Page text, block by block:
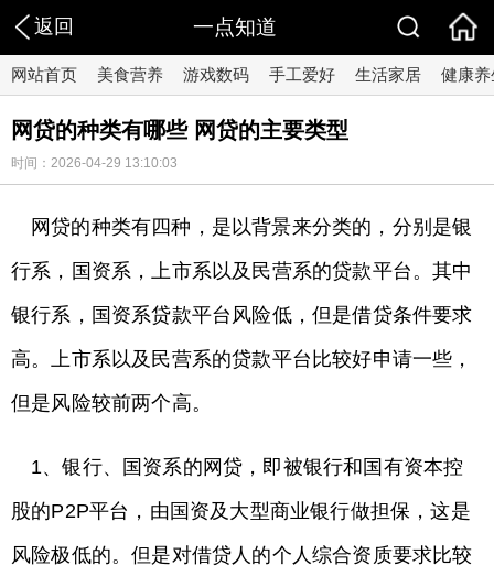
返回 一点知道
网站首页 美食营养 游戏数码 手工爱好 生活家居 健康养
网贷的种类有哪些 网贷的主要类型
时间：2026-04-29 13:10:03
网贷的种类有四种，是以背景来分类的，分别是银
行系，国资系，上市系以及民营系的贷款平台。其中
银行系，国资系贷款平台风险低，但是借贷条件要求
高。上市系以及民营系的贷款平台比较好申请一些，
但是风险较前两个高。
1、银行、国资系的网贷，即被银行和国有资本控
股的P2P平台，由国资及大型商业银行做担保，这是
风险极低的。但是对借贷人的个人综合资质要求比较